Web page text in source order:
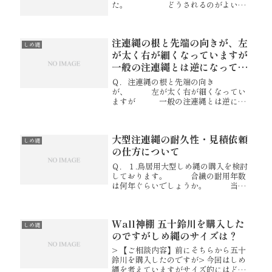
た。 どうされるのがよいの
す。 黒くなっても取らずに
そのまま...
しめ縄
注連縄の根と先端の向きが、左
が太く右が細くなっていますが
一般の注連縄とは逆になってい
るのは伊勢特有のものなのでし
ょうか？
Ｑ．注連縄の根と先端の向き
が、 左が太く右が細くなってい
ますが 一般の注連縄とは逆にな
が 向きはどちらにしたらいいの
でしょうか...
しめ縄
大型注連縄の耐久性・見積依頼
の仕方について
Ｑ．１.鳥居用大型しめ縄の購入を検討
しております。 合繊の耐用年数
は何年ぐらいでしょうか。 当地
方が解りません。 鳥居の...
しめ縄
Wall神棚 五十鈴川を購入した
のですがしめ縄のサイズは？
> 【ご相談内容】前にそちらから五十
鈴川を購入したのですが> 今回はしめ
縄を考えていますがサイズ的にはどろ